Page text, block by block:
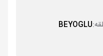
BEYOGLU